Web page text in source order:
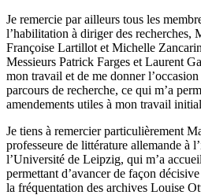
Je remercie par ailleurs tous les
l’habilitation à diriger des recherches,
Françoise Lartillot et Michelle
Messieurs Patrick Farges et Laurent
mon travail et de me donner
parcours de recherche, ce qui m’a
amendements utiles à mon travail
Je tiens à remercier particulièrement
professeure de littérature allemande à
l’Université de Leipzig, qui m’a
permettant d’avancer de façon
la fréquentation des archives Louise